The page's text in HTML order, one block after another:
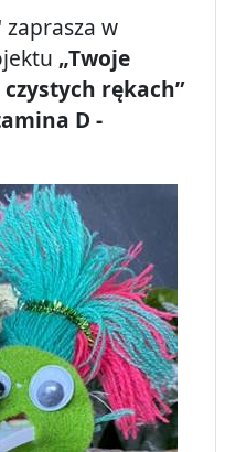
zaprasza w
„Twoje
rękach”
D -